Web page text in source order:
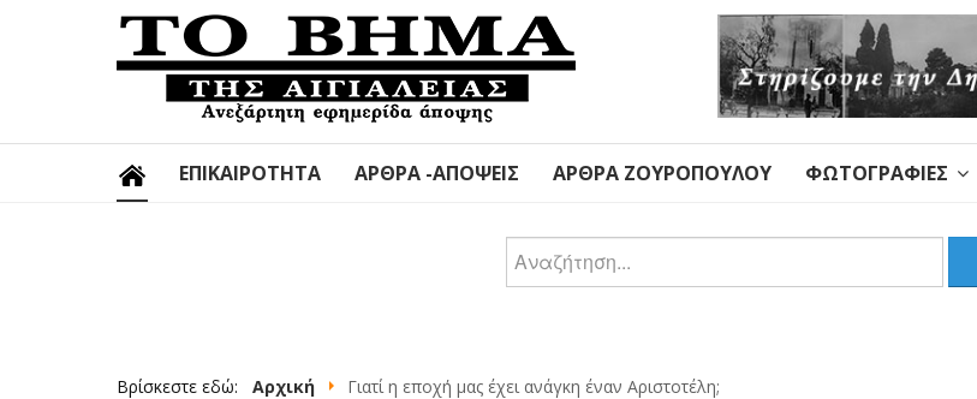
ΕΠΙΚΑΙΡΌΤΗΤΑ ΆΡΘΡΑ -ΑΠΌΨΕΙΣ ΆΡΘΡΑ ΖΟΥΡΌΠΟΥΛΟΥ ΦΩΤΟΓΡΑΦΊΕΣ
Αναζήτηση
Βρίσκεστε εδώ: Αρχική Γιατί η εποχή μας έχει ανάγκη έναν Αριστοτέλη;